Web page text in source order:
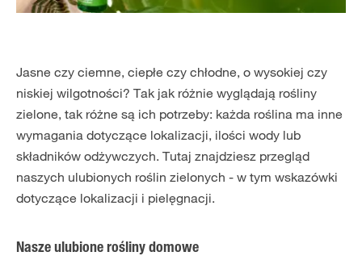
Jasne czy ciemne, ciepłe czy chłodne, o wysokiej czy
niskiej wilgotności? Tak jak różnie wyglądają rośliny
zielone, tak różne są ich potrzeby: każda roślina ma inne
wymagania dotyczące lokalizacji, ilości wody lub
składników odżywczych. Tutaj znajdziesz przegląd
naszych ulubionych roślin zielonych - w tym wskazówki
dotyczące lokalizacji i pielęgnacji.
Nasze ulubione rośliny domowe